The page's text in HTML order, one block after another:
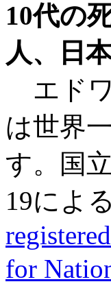
10代の
人、日
エドワ
は世界
す。国
19によ
for